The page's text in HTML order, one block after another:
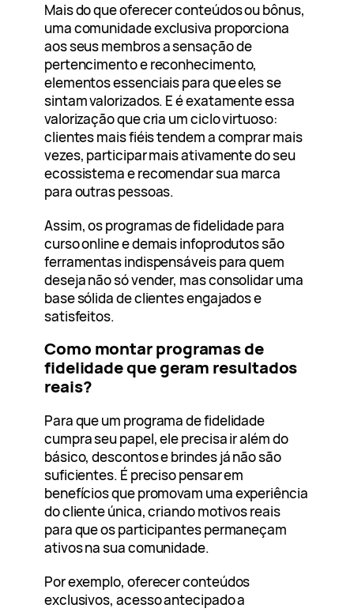
Mais do que oferecer conteúdos ou bônus,
uma comunidade exclusiva proporciona
aos seus membros a sensação de
pertencimento e reconhecimento,
elementos essenciais para que eles se
sintam valorizados. E é exatamente essa
valorização que cria um ciclo virtuoso:
clientes mais fiéis tendem a comprar mais
vezes, participar mais ativamente do seu
ecossistema e recomendar sua marca
para outras pessoas.
Assim, os programas de fidelidade para
curso online e demais infoprodutos são
ferramentas indispensáveis para quem
deseja não só vender, mas consolidar uma
base sólida de clientes engajados e
satisfeitos.
Como montar programas de
fidelidade que geram resultados
reais?
Para que um programa de fidelidade
cumpra seu papel, ele precisa ir além do
básico, descontos e brindes já não são
suficientes. É preciso pensar em
benefícios que promovam uma experiência
do cliente única, criando motivos reais
para que os participantes permaneçam
ativos na sua comunidade.
Por exemplo, oferecer conteúdos
exclusivos, acesso antecipado a